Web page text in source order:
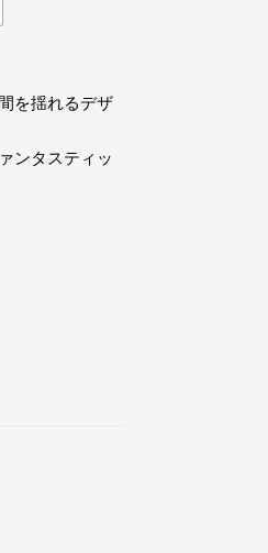
を揺れるデザ
ンタスティッ